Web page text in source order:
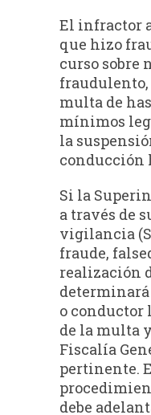
El infractor
que hizo
curso sobre
fraudulento,
multa de
mínimos
la
conducción
Si la
a través de
vigilancia
fraude,
realización
o conductor
de la multa
Fiscalía
pertinente.
debe